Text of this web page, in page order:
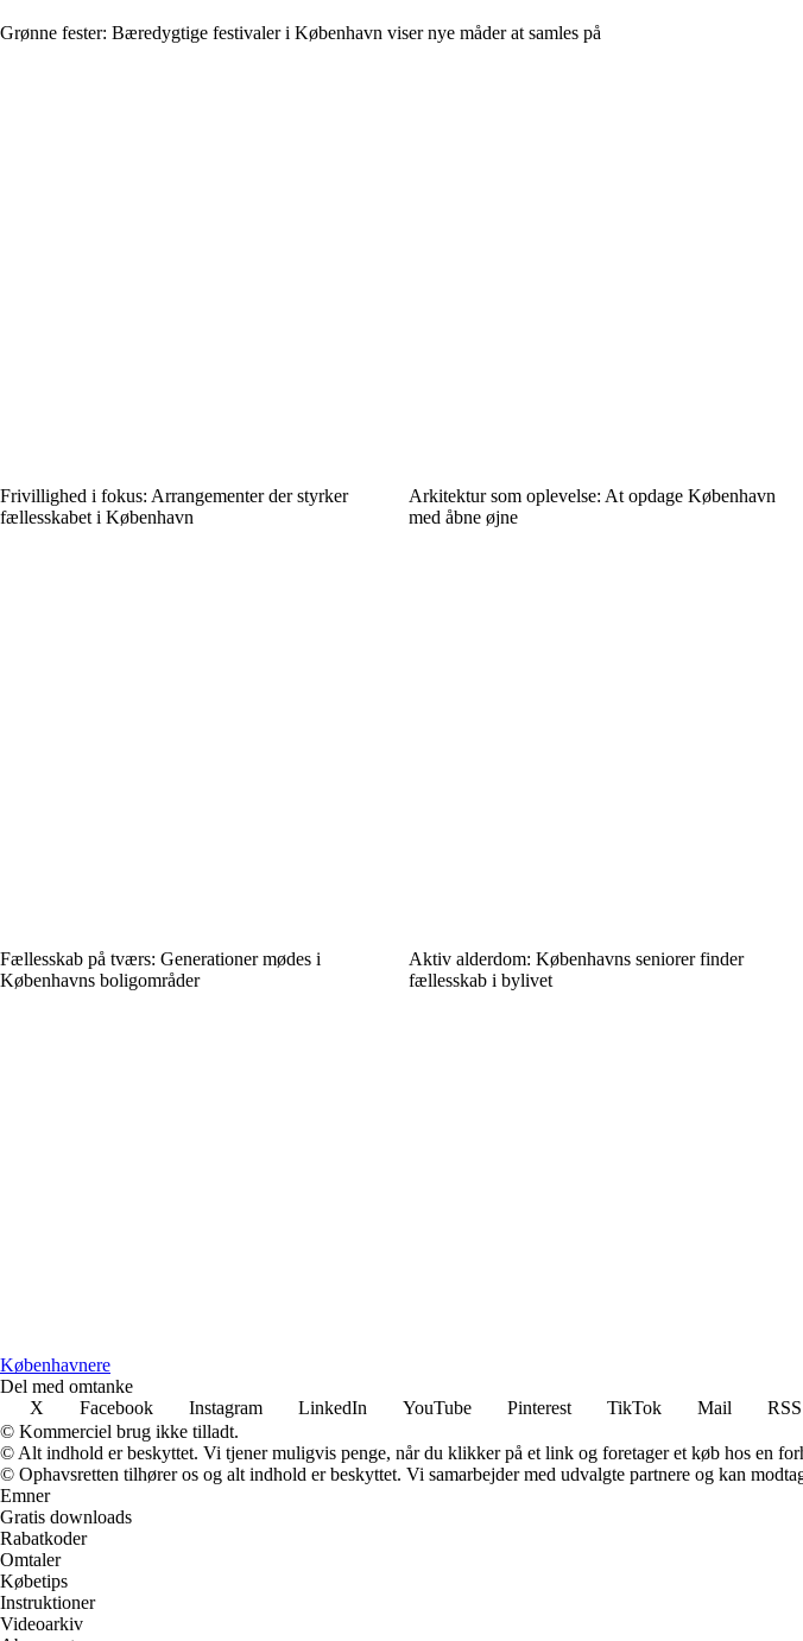
Grønne fester: Bæredygtige festivaler i København viser nye måder at samles på
Frivillighed i fokus: Arrangementer der styrker
fællesskabet i København
Arkitektur som oplevelse: At opdage København
med åbne øjne
Fællesskab på tværs: Generationer mødes i
Københavns boligområder
Aktiv alderdom: Københavns seniorer finder
fællesskab i bylivet
Københavnere
Del med omtanke
X
Facebook Instagram LinkedIn YouTube Pinterest TikTok Mail
RSS
© Kommerciel brug ikke tilladt.
© Alt indhold er beskyttet. Vi tjener muligvis penge, når du klikker på et link og foretager et køb hos en
© Ophavsretten tilhører os og alt indhold er beskyttet. Vi samarbejder med udvalgte partnere og kan
Emner
Gratis downloads
Rabatkoder
Omtaler
Købetips
Instruktioner
Videoarkiv